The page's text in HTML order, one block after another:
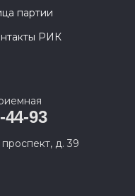
партии
РИК
44-93
д. 39